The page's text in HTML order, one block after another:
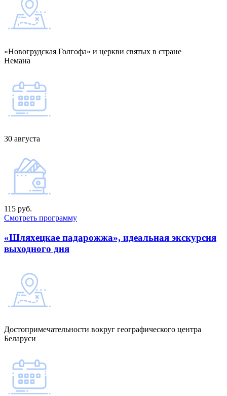
«Новогрудская Голгофа» и церкви святых в стране
Немана
30 августа
115 руб.
Смотреть программу
«Шляхецкае падарожжа», идеальная экскурсия
выходного дня
Достопримечательности вокруг географического центра
Беларуси